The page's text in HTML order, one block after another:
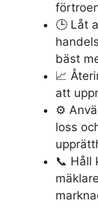
🕒 Låt
bäst
📈
att
⚙️
loss
📞 Håll